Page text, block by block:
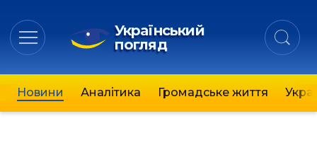
Український
погляд
Новини Аналітика Громадське життя